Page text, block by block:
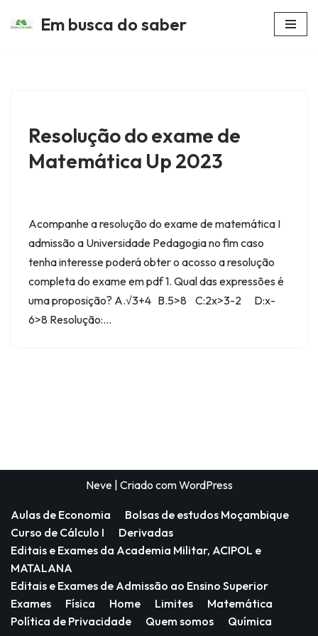
Em busca do saber
Resolução do exame de
Matemática Up 2023
Acompanhe a resolução do exame de matemática I
admissão a Universidade Pedagogia no fim caso
tenha interesse poderá obter o acosso a resolução
completa do exame em pdf 1. Qual das expressões é
uma proposição? A.√3+4 B.5>8 C:2x>3-2 D:x-
6>8 Resolução:…
Neve| Criado comWordPress
Aulas de Economia
Bolsas de estudos Moçambique
Curso de Cálculo I
Derivadas
Editais e Exames da Academia Militar, ACIPOL e
MATALANA
Editais e Exames de Admissão ao Ensino Superior
Exames
Física Home Limites
Matemática
Política de Privacidade
Quem somos Química